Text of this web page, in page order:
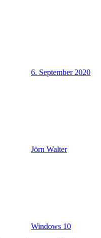
6. September 2020
Jörn Walter
Windows 10